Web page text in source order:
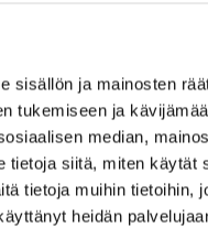
sisällön ja mainosten
tukemiseen ja
median,
tietoja siitä, miten käytät
tietoja muihin tietoihin,
heidän